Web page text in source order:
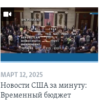
МАРТ 12, 2025
Новости США за минуту:
Временный бюджет